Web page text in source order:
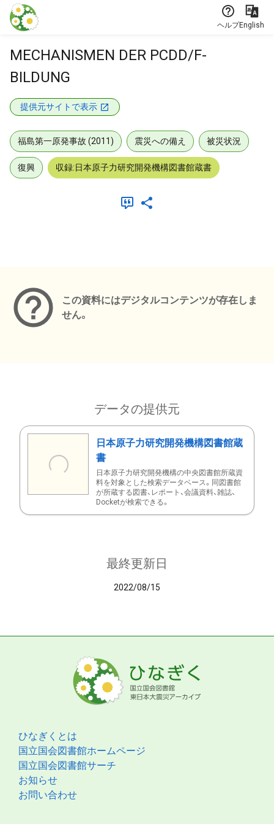
本文に飛ぶ
ヘルプEnglish
MECHANISMEN DER PCDD/F-
BILDUNG
提供元サイトで表示
福島第一原発事故 (2011) 震災への備え 被災状況
復興 収録:日本原子力研究開発機構図書館蔵書
この資料にはデジタルコンテンツが存在しま
せん。
データの提供元
日本原子力研究開発機構図書館蔵
書
日本原子力研究開発機構の中央図書館所蔵資
料を対象とした検索データベース。同図書館
が所蔵する図書、レポート、会議資料、雑誌、
Docketが検索できる。
最終更新日
2022/08/15
ひなぎくとは
国立国会図書館ホームページ
国立国会図書館サーチ
お知らせ
お問い合わせ